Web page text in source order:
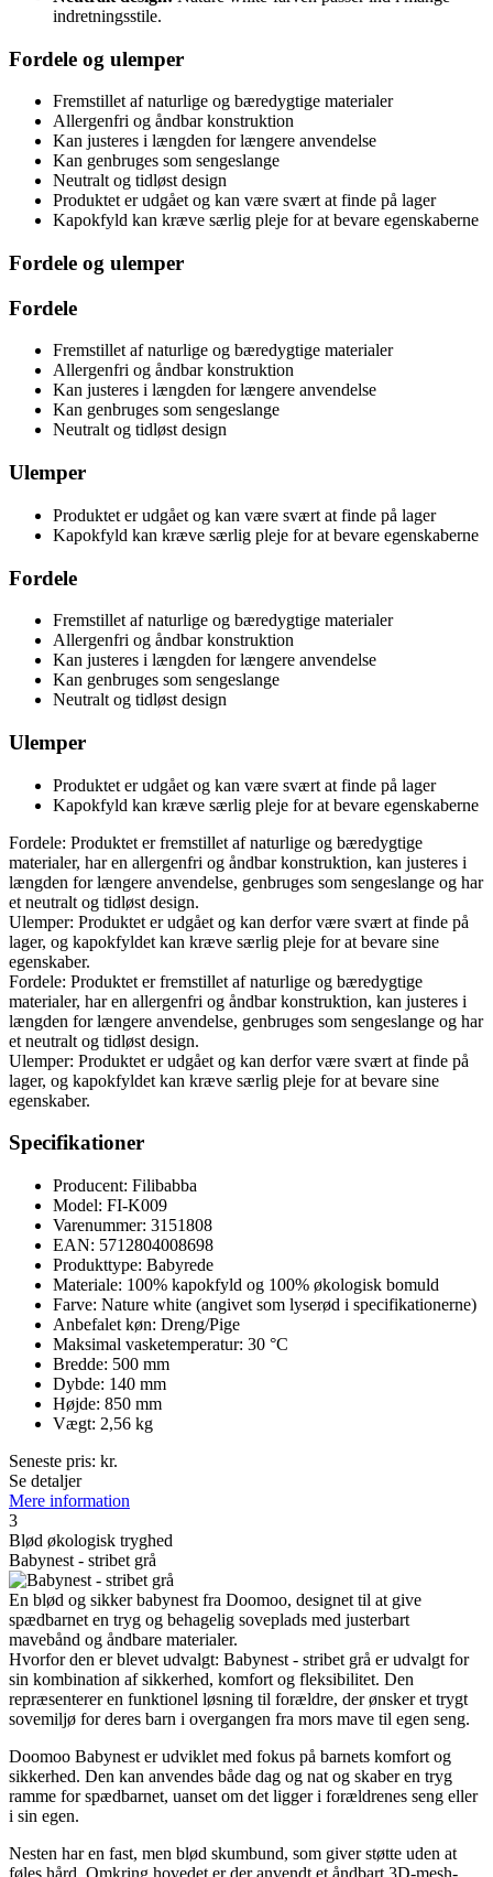
indretningsstile.
Fordele og ulemper
Fremstillet af naturlige og bæredygtige materialer
Allergenfri og åndbar konstruktion
Kan justeres i længden for længere anvendelse
Kan genbruges som sengeslange
Neutralt og tidløst design
Produktet er udgået og kan være svært at finde på lager
Kapokfyld kan kræve særlig pleje for at bevare egenskaberne
Fordele og ulemper
Fordele
Fremstillet af naturlige og bæredygtige materialer
Allergenfri og åndbar konstruktion
Kan justeres i længden for længere anvendelse
Kan genbruges som sengeslange
Neutralt og tidløst design
Ulemper
Produktet er udgået og kan være svært at finde på lager
Kapokfyld kan kræve særlig pleje for at bevare egenskaberne
Fordele
Fremstillet af naturlige og bæredygtige materialer
Allergenfri og åndbar konstruktion
Kan justeres i længden for længere anvendelse
Kan genbruges som sengeslange
Neutralt og tidløst design
Ulemper
Produktet er udgået og kan være svært at finde på lager
Kapokfyld kan kræve særlig pleje for at bevare egenskaberne
Fordele: Produktet er fremstillet af naturlige og bæredygtige
materialer, har en allergenfri og åndbar konstruktion, kan justeres i
længden for længere anvendelse, genbruges som sengeslange og har
et neutralt og tidløst design.
Ulemper: Produktet er udgået og kan derfor være svært at finde på
lager, og kapokfyldet kan kræve særlig pleje for at bevare sine
egenskaber.
Fordele: Produktet er fremstillet af naturlige og bæredygtige
materialer, har en allergenfri og åndbar konstruktion, kan justeres i
længden for længere anvendelse, genbruges som sengeslange og har
et neutralt og tidløst design.
Ulemper: Produktet er udgået og kan derfor være svært at finde på
lager, og kapokfyldet kan kræve særlig pleje for at bevare sine
egenskaber.
Specifikationer
Producent: Filibabba
Model: FI-K009
Varenummer: 3151808
EAN: 5712804008698
Produkttype: Babyrede
Materiale: 100% kapokfyld og 100% økologisk bomuld
Farve: Nature white (angivet som lyserød i specifikationerne)
Anbefalet køn: Dreng/Pige
Maksimal vasketemperatur: 30 °C
Bredde: 500 mm
Dybde: 140 mm
Højde: 850 mm
Vægt: 2,56 kg
Seneste pris: kr.
Se detaljer
Mere information
3
Blød økologisk tryghed
Babynest - stribet grå
En blød og sikker babynest fra Doomoo, designet til at give
spædbarnet en tryg og behagelig soveplads med justerbart
mavebånd og åndbare materialer.
Hvorfor den er blevet udvalgt: Babynest - stribet grå er udvalgt for
sin kombination af sikkerhed, komfort og fleksibilitet. Den
repræsenterer en funktionel løsning til forældre, der ønsker et trygt
sovemiljø for deres barn i overgangen fra mors mave til egen seng.
Doomoo Babynest er udviklet med fokus på barnets komfort og
sikkerhed. Den kan anvendes både dag og nat og skaber en tryg
ramme for spædbarnet, uanset om det ligger i forældrenes seng eller
i sin egen.
Nesten har en fast, men blød skumbund, som giver støtte uden at